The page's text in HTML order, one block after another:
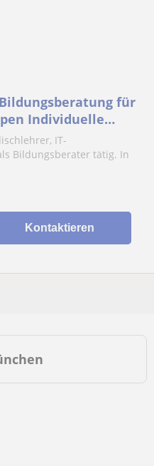
für
mit persönl
IT-
Bildungsberater tätig. In
Kontaktieren